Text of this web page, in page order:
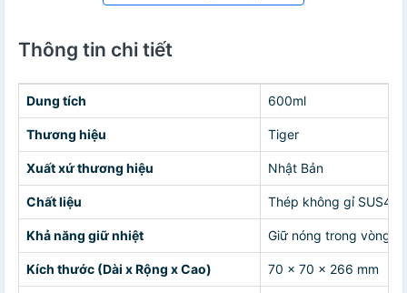
Thông tin chi tiết
Dung tích 600ml
Thương hiệu Tiger
Xuất xứ thương hiệu Nhật Bản
Chất liệu Thép không gỉ
Khả năng giữ nhiệt Giữ nóng trong vòng
Kích thước (Dài x Rộng x Cao) 70 x 70 x 266 mm